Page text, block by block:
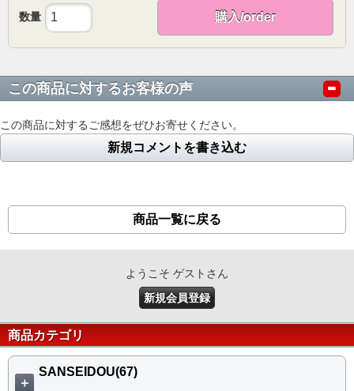
数量 購入/order
この商品に対するお客様の声
この商品に対するご感想をぜひお寄せください。
新規コメントを書き込む
商品一覧に戻る
ようこそ ゲストさん
新規会員登録
商品カテゴリ
＋
SANSEIDOU(67)